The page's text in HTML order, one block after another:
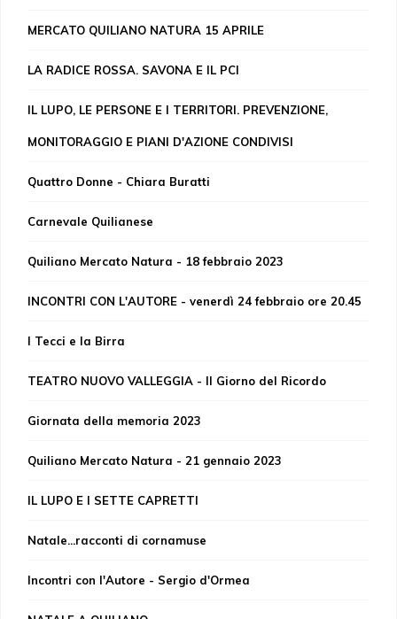
MERCATO QUILIANO NATURA 15 APRILE
LA RADICE ROSSA. SAVONA E IL PCI
IL LUPO, LE PERSONE E I TERRITORI. PREVENZIONE,
MONITORAGGIO E PIANI D'AZIONE CONDIVISI
Quattro Donne - Chiara Buratti
Carnevale Quilianese
Quiliano Mercato Natura - 18 febbraio 2023
INCONTRI CON L'AUTORE - venerdì 24 febbraio ore 20.45
I Tecci e la Birra
TEATRO NUOVO VALLEGGIA - Il Giorno del Ricordo
Giornata della memoria 2023
Quiliano Mercato Natura - 21 gennaio 2023
IL LUPO E I SETTE CAPRETTI
Natale...racconti di cornamuse
Incontri con l'Autore - Sergio d'Ormea